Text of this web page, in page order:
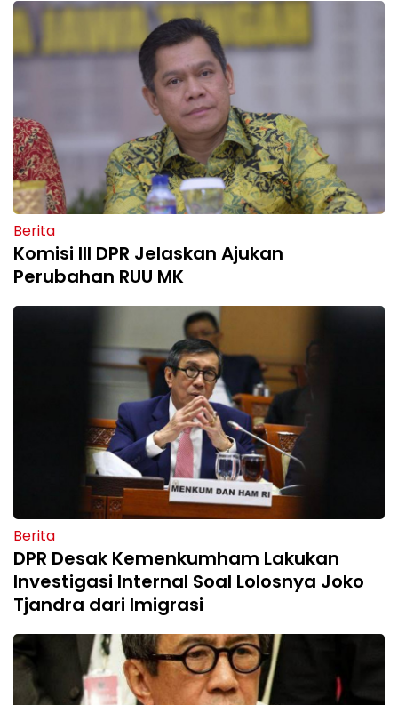
Berita
Komisi III DPR Jelaskan Ajukan
Perubahan RUU MK
Berita
DPR Desak Kemenkumham Lakukan
Investigasi Internal Soal Lolosnya Joko
Tjandra dari Imigrasi